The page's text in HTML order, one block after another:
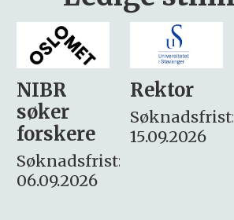
Rektor
Søknadsfrist:
15.09.2026
innen
miljøkjemi